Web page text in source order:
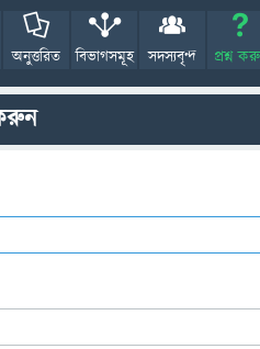
অনুত্তরিত বিভাগসমূহ সদস্যবৃন্দ প্রশ্ন